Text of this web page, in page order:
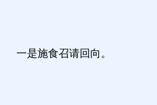
一是施食召请回向。